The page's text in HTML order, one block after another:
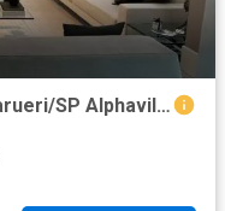
Apartamento para Venda em Barueri/SP Alphaville 3 Quartos